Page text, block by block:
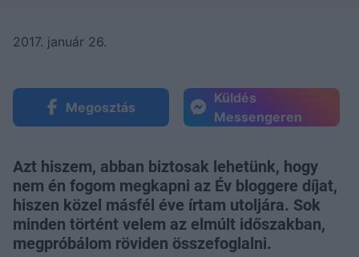
2017. január 26.
Megosztás
Küldés
Messengeren
Azt hiszem, abban biztosak lehetünk, hogy
nem én fogom megkapni az Év bloggere díjat,
hiszen közel másfél éve írtam utoljára. Sok
minden történt velem az elmúlt időszakban,
megpróbálom röviden összefoglalni.